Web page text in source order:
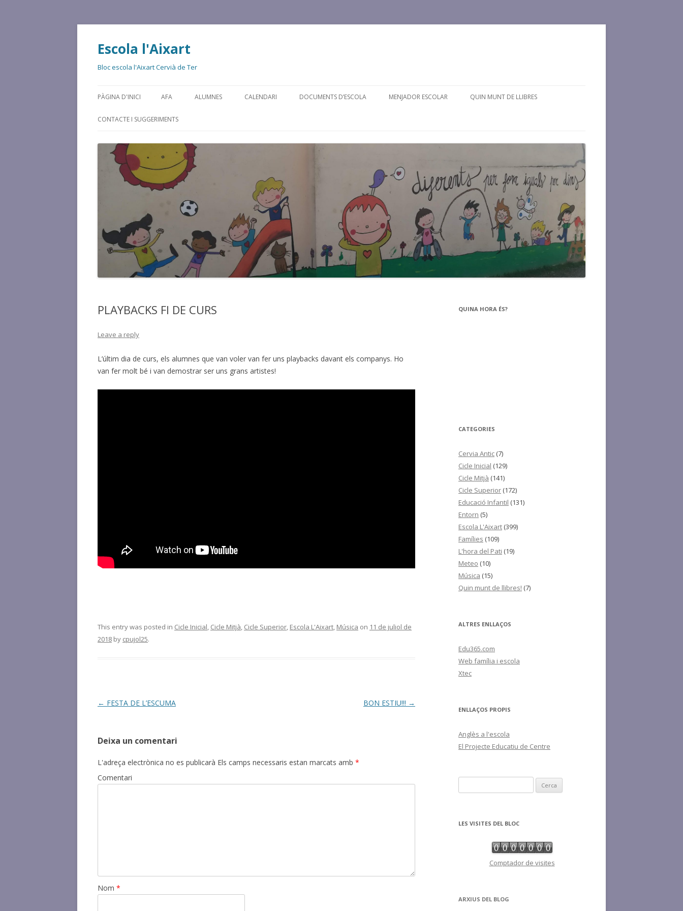
Escola l'Aixart
Bloc escola l'Aixart Cervià de Ter
to
PÀGINA D'INICI AFA ALUMNES CALENDARI DOCUMENTS D’ESCOLA MENJADOR ESCOLAR QUIN MUNT DE LLIBRES
CONTACTE I SUGGERIMENTS
PLAYBACKS FI DE CURS
Leave a reply
L’últim dia de curs, els alumnes que van voler van fer uns playbacks davant els companys. Ho
van fer molt bé i van demostrar ser uns grans artistes!
This entry was posted in Cicle Inicial, Cicle Mitjà, Cicle Superior, Escola L'Aixart, Música on 11 de juliol de
2018 by cpujol25.
Post
← FESTA DE L’ESCUMA BON ESTIU!!! →
Deixa un comentari
L'adreça electrònica no es publicarà Els camps necessaris estan marcats amb *
Comentari
Nom *
QUINA HORA ÉS?
CATEGORIES
Cervia Antic (7)
Cicle Inicial (129)
Cicle Mitjà (141)
Cicle Superior (172)
Educació Infantil (131)
Entorn (5)
Escola L'Aixart (399)
Famílies (109)
L'hora del Pati (19)
Meteo (10)
Música (15)
Quin munt de llibres! (7)
ALTRES ENLLAÇOS
Edu365.com
Web família i escola
Xtec
ENLLAÇOS PROPIS
Anglès a l'escola
El Projecte Educatiu de Centre
e
cLES VISITES DEL BLOC
Comptador de visites
ARXIUS DEL BLOG